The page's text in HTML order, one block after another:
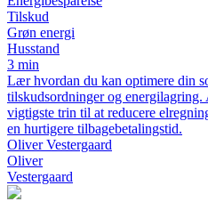
Tilskud
Grøn energi
Husstand
3 min
Lær hvordan du kan optimere din
tilskudsordninger og
vigtigste trin til at reducere
en hurtigere tilbagebetalingstid.
Oliver Vestergaard
Oliver
Vestergaard